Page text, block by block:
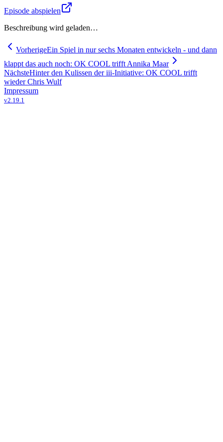
Episode abspielen
Beschreibung wird geladen…
VorherigeEin Spiel in nur sechs Monaten entwickeln - und dann
klappt das auch noch: OK COOL trifft Annika Maar
NächsteHinter den Kulissen der iii-Initiative: OK COOL trifft
wieder Chris Wulf
Impressum
v2.19.1